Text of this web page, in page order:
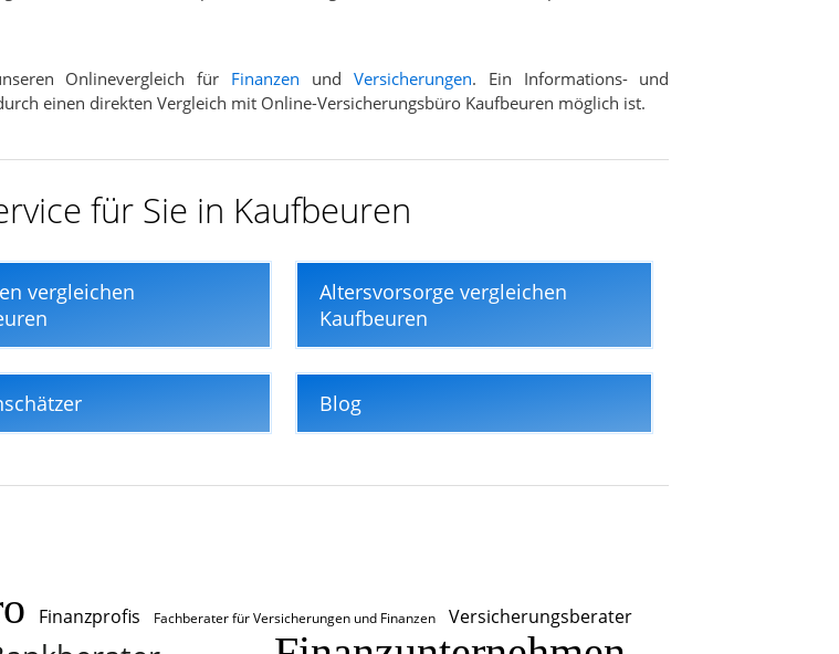
Onlinevergleich für Finanzen und Versicherungen. Ein Informations- und
einen direkten Vergleich mit Online-Versicherungsbüro Kaufbeuren möglich ist.
für Sie in Kaufbeuren
vergleichen
Altersvorsorge vergleichen
Kaufbeuren
Blog
Finanzprofis Fachberater für Versicherungen und Finanzen
Versicherungsberater